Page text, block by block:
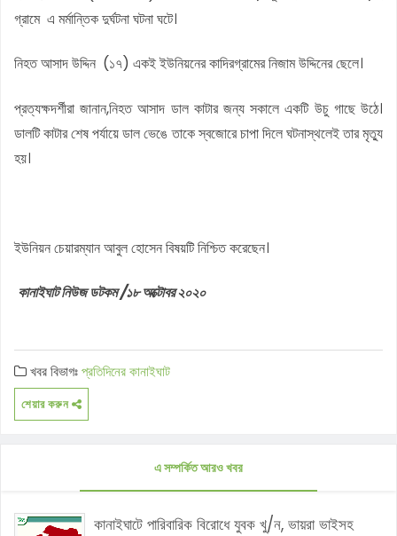
গ্রামে এ মর্মান্তিক দুর্ঘটনা ঘটনা ঘটে।
নিহত আসাদ উদ্দিন (১৭) একই ইউনিয়নের কাদিরগ্রামের নিজাম উদ্দিনের ছেলে।
প্রত্যক্ষদর্শীরা জানান,নিহত আসাদ ডাল কাটার জন্য সকালে একটি উচু গাছে উঠে।
ডালটি কাটার শেষ পর্যায়ে ডাল ভেঙে তাকে স্বজোরে চাপা দিলে ঘটনাস্থলেই তার মৃত্যু
হয়।
ইউনিয়ন চেয়ারম্যান আবুল হোসেন বিষয়টি নিশ্চিত করেছেন।
কানাইঘাট নিউজ ডটকম /১৮ অক্টোবর ২০২০
খবর বিভাগঃপ্রতিদিনের কানাইঘাট
শেয়ার করুন
এ সম্পর্কিত আরও খবর
কানাইঘাটে পারিবারিক বিরোধে যুবক খু/ন, ভায়রা ভাইসহ